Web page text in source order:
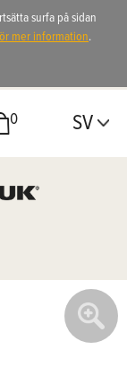
0 SV
surfa på sidan
mer information.